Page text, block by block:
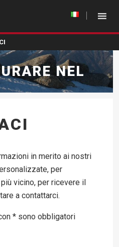
NEL
in merito ai nostri
per
vicino, per ricevere il
a contattarci.
* sono obbligatori